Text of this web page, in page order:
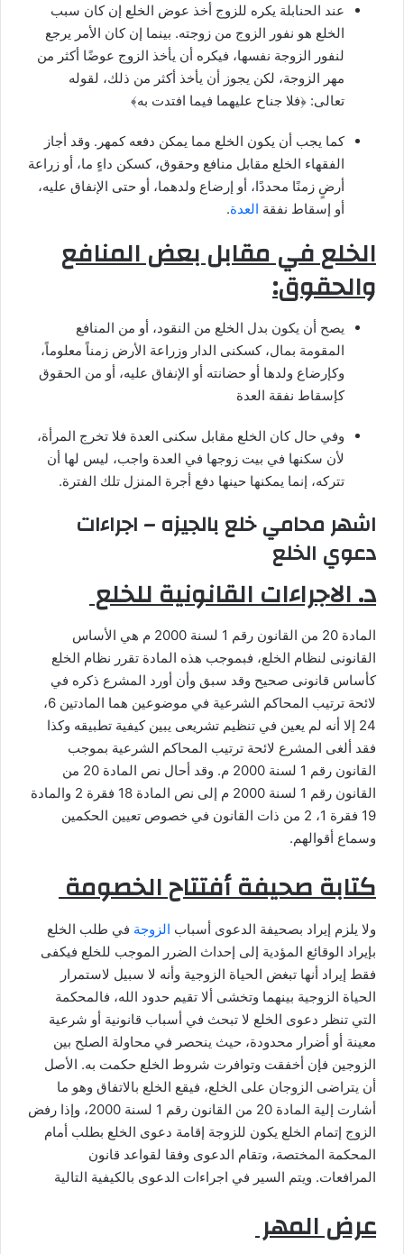
عند الحنابلة يكره للزوج أخذ عوض الخلع إن كان سبب
الخلع هو نفور الزوج من زوجته. بينما إن كان الأمر يرجع
لنفور الزوجة نفسها، فيكره أن يأخذ الزوج عوضًا أكثر من
مهر الزوجة، لكن يجوز أن يأخذ أكثر من ذلك، لقوله
تعالى: ﴿فلا جناح عليهما فيما افتدت به﴾
كما يجب أن يكون الخلع مما يمكن دفعه كمهر. وقد أجاز
الفقهاء الخلع مقابل منافع وحقوق، كسكن داءٍ ما، أو زراعة
أرضٍ زمنًا محددًا، أو إرضاع ولدهما، أو حتى الإنفاق عليه،
أو إسقاط نفقة العدة.
الخلع في مقابل بعض المنافع
والحقوق:
يصح أن يكون بدل الخلع من النقود، أو من المنافع
المقومة بمال، كسكنى الدار وزراعة الأرض زمناً معلوماً،
وكإرضاع ولدها أو حضانته أو الإنفاق عليه، أو من الحقوق
كإسقاط نفقة العدة
وفي حال كان الخلع مقابل سكنى العدة فلا تخرج المرأة،
لأن سكنها في بيت زوجها في العدة واجب، ليس لها أن
تتركه، إنما يمكنها حينها دفع أجرة المنزل تلك الفترة.
اشهر محامي خلع بالجيزه – اجراءات
دعوي الخلع
د. الاجراءات القانونية للخلع
المادة 20 من القانون رقم 1 لسنة 2000 م هي الأساس
القانونى لنظام الخلع، فبموجب هذه المادة تقرر نظام الخلع
كأساس قانونى صحيح وقد سبق وأن أورد المشرع ذكره في
لائحة ترتيب المحاكم الشرعية في موضوعين هما المادتين 6،
24 إلا أنه لم يعين في تنظيم تشريعى يبين كيفية تطبيقه وكذا
فقد ألغى المشرع لائحة ترتيب المحاكم الشرعية بموجب
القانون رقم 1 لسنة 2000 م. وقد أحال نص المادة 20 من
القانون رقم 1 لسنة 2000 م إلى نص المادة 18 فقرة 2 والمادة
19 فقرة 1، 2 من ذات القانون في خصوص تعيين الحكمين
وسماع أقوالهم.
كتابة صحيفة أفتتاح الخصومة
ولا يلزم إيراد بصحيفة الدعوى أسباب الزوجة في طلب الخلع
بإيراد الوقائع المؤدية إلى إحداث الضرر الموجب للخلع فيكفى
فقط إيراد أنها تبغض الحياة الزوجية وأنه لا سبيل لاستمرار
الحياة الزوجية بينهما وتخشى ألا تقيم حدود الله، فالمحكمة
التي تنظر دعوى الخلع لا تبحث في أسباب قانونية أو شرعية
معينة أو أضرار محدودة، حيث ينحصر في محاولة الصلح بين
الزوجين فإن أخفقت وتوافرت شروط الخلع حكمت به. الأصل
أن يتراضى الزوجان على الخلع، فيقع الخلع بالاتفاق وهو ما
أشارت إلية المادة 20 من القانون رقم 1 لسنة 2000، وإذا رفض
الزوج إتمام الخلع يكون للزوجة إقامة دعوى الخلع بطلب أمام
المحكمة المختصة، وتقام الدعوى وفقا لقواعد قانون
المرافعات. ويتم السير في اجراءات الدعوى بالكيفية التالية
عرض المهر